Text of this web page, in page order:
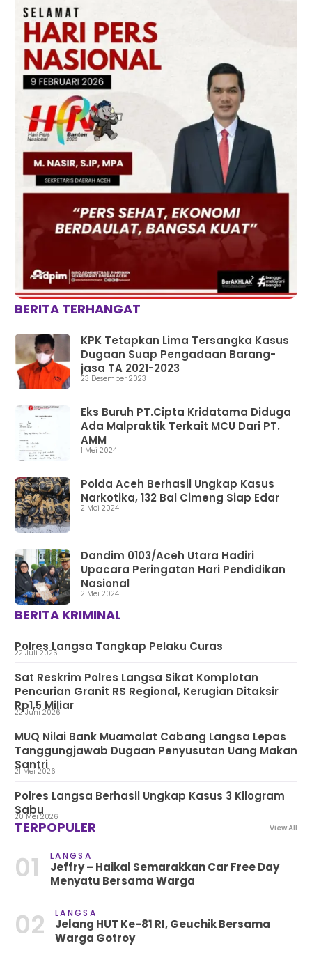
BERITA TERHANGAT
KPK Tetapkan Lima Tersangka Kasus
Dugaan Suap Pengadaan Barang-
jasa TA 2021-2023
23 Desember 2023
Eks Buruh PT.Cipta Kridatama Diduga
Ada Malpraktik Terkait MCU Dari PT.
AMM
1 Mei 2024
Polda Aceh Berhasil Ungkap Kasus
Narkotika, 132 Bal Cimeng Siap Edar
2 Mei 2024
Dandim 0103/Aceh Utara Hadiri
Upacara Peringatan Hari Pendidikan
Nasional
2 Mei 2024
BERITA KRIMINAL
Polres Langsa Tangkap Pelaku Curas
22 Juli 2026
Sat Reskrim Polres Langsa Sikat Komplotan
Pencurian Granit RS Regional, Kerugian Ditaksir
Rp1,5 Miliar
22 Juni 2026
MUQ Nilai Bank Muamalat Cabang Langsa Lepas
Tanggungjawab Dugaan Penyusutan Uang Makan
Santri
21 Mei 2026
Polres Langsa Berhasil Ungkap Kasus 3 Kilogram
Sabu20 Mei 2026
TERPOPULER View All
01 LANGSA
Jeffry – Haikal Semarakkan Car Free Day
Menyatu Bersama Warga
02 LANGSA
Jelang HUT Ke-81 RI, Geuchik Bersama
Warga Gotroy